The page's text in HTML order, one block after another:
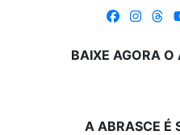
BAIXE AGORA O
A ABRASCE É